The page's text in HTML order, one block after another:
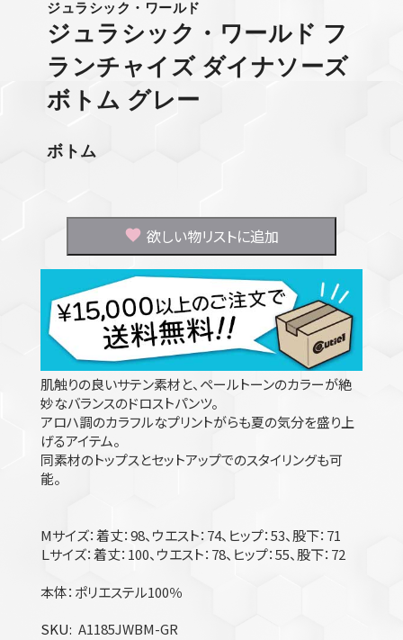
ジュラシック・ワールド
ジュラシック・ワールド フ
ランチャイズ ダイナソーズ
ボトム グレー
ボトム
欲しい物リストに追加
肌触りの良いサテン素材と、ペールトーンのカラーが絶
妙なバランスのドロストパンツ。
アロハ調のカラフルなプリントがらも夏の気分を盛り上
げるアイテム。
同素材のトップスとセットアップでのスタイリングも可
能。
Mサイズ：着丈：98、ウエスト：74、ヒップ：53、股下：71
Ｌサイズ：着丈：100、ウエスト：78、ヒップ：55、股下：72
本体：ポリエステル100％
SKU A1185JWBM-GR